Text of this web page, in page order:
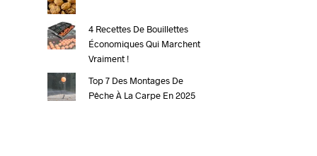
4 Recettes De Bouillettes
Économiques Qui Marchent
Vraiment !
Top 7 Des Montages De
Pêche À La Carpe En 2025